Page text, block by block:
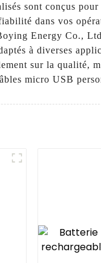
sont conçus
dans vos
Energy Co.,
à diverses
sur la qualité,
micro USB